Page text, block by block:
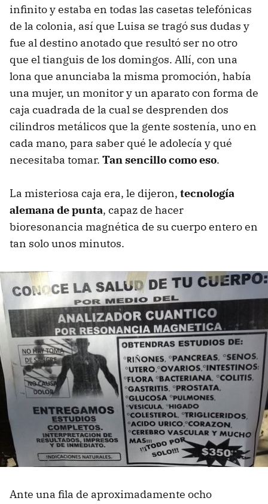
infinito y estaba en todas las casetas telefónicas
de la colonia, así que Luisa se tragó sus dudas y
fue al destino anotado que resultó ser no otro
que el tianguis de los domingos. Allí, con una
lona que anunciaba la misma promoción, había
una mujer, un monitor y un aparato con forma de
caja cuadrada de la cual se desprenden dos
cilindros metálicos que la gente sostenía, uno en
cada mano, para saber qué le adolecía y qué
necesitaba tomar. Tan sencillo como eso.
La misteriosa caja era, le dijeron, tecnología
alemana de punta, capaz de hacer
bioresonancia magnética de su cuerpo entero en
tan solo unos minutos.
Ante una fila de aproximadamente ocho